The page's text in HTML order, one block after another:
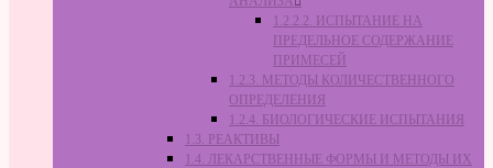
1.2.2.2. ИСПЫТАНИЕ НА
ПРЕДЕЛЬНОЕ СОДЕРЖАНИЕ
ПРИМЕСЕЙ
1.2.3. МЕТОДЫ КОЛИЧЕСТВЕННОГО
ОПРЕДЕЛЕНИЯ
1.2.4. БИОЛОГИЧЕСКИЕ ИСПЫТАНИЯ
1.3. РЕАКТИВЫ
1.4. ЛЕКАРСТВЕННЫЕ ФОРМЫ И МЕТОДЫ ИХ